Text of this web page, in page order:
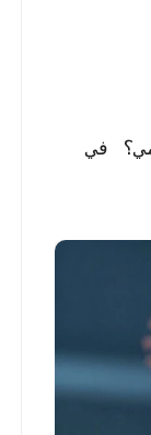
في